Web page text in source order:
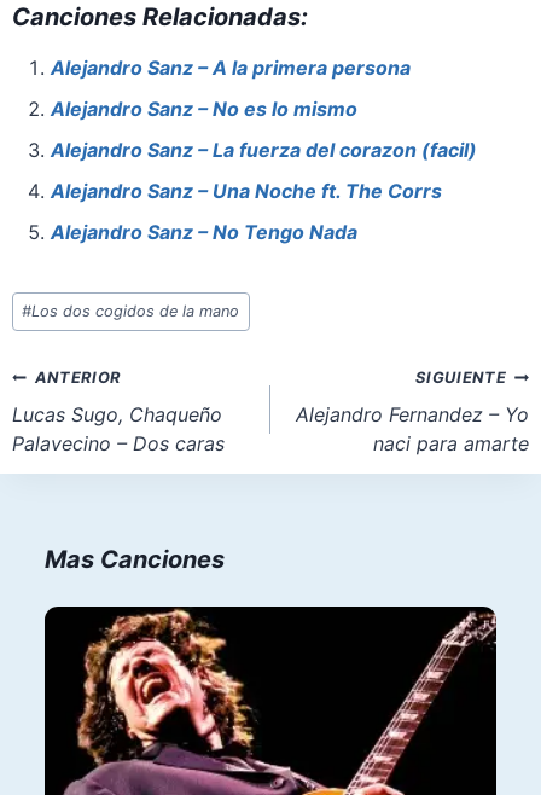
c
e
b
o
o
k
er
e
st
at
s
A
p
p
st
o
d
o
n
ai
l
e
Canciones Relacionadas:
Alejandro Sanz – A la primera persona
Alejandro Sanz – No es lo mismo
Alejandro Sanz – La fuerza del corazon (facil)
Alejandro Sanz – Una Noche ft. The Corrs
Alejandro Sanz – No Tengo Nada
Etiquetas
de
entrada:
#Los dos cogidos de la mano
Navegación
de
entradas
ANTERIOR
Lucas Sugo, Chaqueño
Palavecino – Dos caras
SIGUIENTE
Alejandro Fernandez – Yo
naci para amarte
Mas Canciones